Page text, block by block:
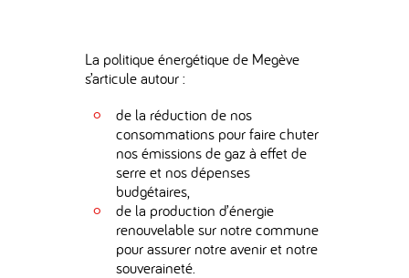
La politique énergétique de Megève
s’articule autour :
de la réduction de nos
consommations pour faire chuter
nos émissions de gaz à effet de
serre et nos dépenses
budgétaires,
de la production d’énergie
renouvelable sur notre commune
pour assurer notre avenir et notre
souveraineté.